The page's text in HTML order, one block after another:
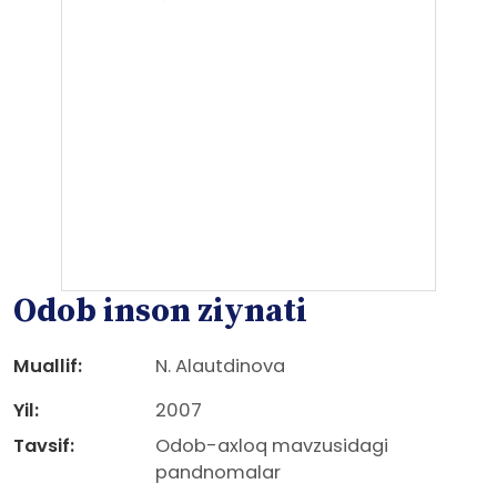
Odob inson ziynati
Muallif:
N. Alautdinova
Yil:
2007
Tavsif:
Odob-axloq mavzusidagi
pandnomalar